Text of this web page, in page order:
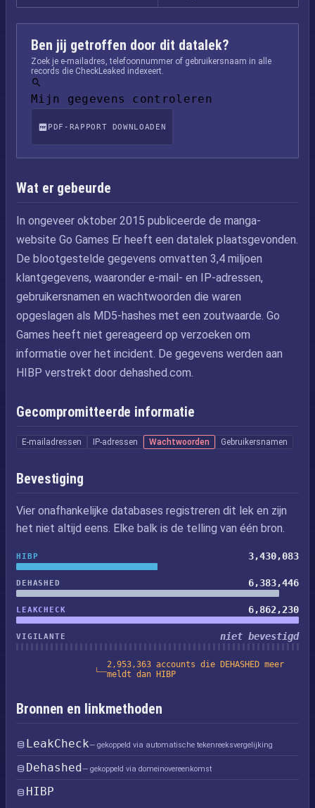
Ben jij getroffen door dit datalek?
Zoek je e-mailadres, telefoonnummer of gebruikersnaam in alle
records die CheckLeaked indexeert.
Mijn gegevens controleren
PDF-RAPPORT DOWNLOADEN
Wat er gebeurde
In ongeveer oktober 2015 publiceerde de manga-
website Go Games Er heeft een datalek plaatsgevonden.
De blootgestelde gegevens omvatten 3,4 miljoen
klantgegevens, waaronder e-mail- en IP-adressen,
gebruikersnamen en wachtwoorden die waren
opgeslagen als MD5-hashes met een zoutwaarde. Go
Games heeft niet gereageerd op verzoeken om
informatie over het incident. De gegevens werden aan
HIBP verstrekt door dehashed.com.
Gecompromitteerde informatie
E-mailadressen IP-adressen Wachtwoorden Gebruikersnamen
Bevestiging
Vier onafhankelijke databases registreren dit lek en zijn
het niet altijd eens. Elke balk is de telling van één bron.
HIBP 3,430,083
DEHASHED 6,383,446
LEAKCHECK 6,862,230
VIGILANTE niet bevestigd
2,953,363 accounts die DEHASHED meer
meldt dan HIBP
Bronnen en linkmethoden
LeakCheck— gekoppeld via automatische tekenreeksvergelijking
Dehashed— gekoppeld via domeinovereenkomst
HIBP